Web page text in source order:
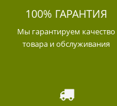
100% ГАРАНТИЯ
Мы гарантируем качество
товара и обслуживания